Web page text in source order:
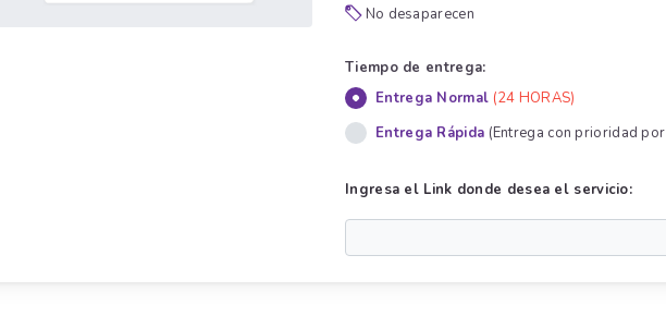
No desaparecen
Tiempo de entrega:
Entrega Normal (24 HORAS)
Entrega Rápida (Entrega con prioridad por
Ingresa el Link donde desea el servicio: